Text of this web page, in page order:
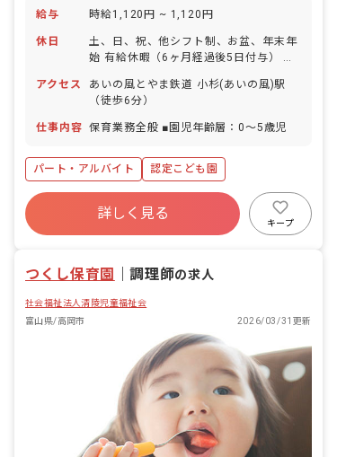
給与 時給1,120円 ~ 1,120円
休日
土、日、祝、他シフト制、お盆、年末年
始 有給休暇（6ヶ月経過後5日付与） ※
アクセス
あいの風とやま鉄道 小杉(あいの風)駅
（徒歩6分）
仕事内容 保育業務全般 ■園児年齢層：0～5歳児
パート・アルバイト 認定こども園
詳しく見る
キープ
つくし保育園 ｜調理師の求人
社会福祉法人清陵児童福祉会
富山県/高岡市
2026/03/31更新